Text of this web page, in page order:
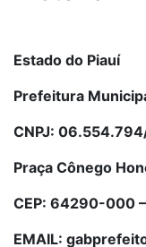
Estado do Piauí
Prefeitura
CNPJ:
Praça Cônego
CEP: 64290-000
EMAIL: